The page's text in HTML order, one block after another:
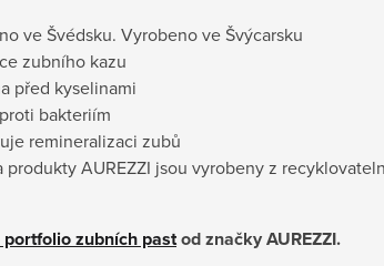
ve Švédsku. Vyrobeno ve Švýcarsku
zubního kazu
před kyselinami
bakteriím
remineralizaci zubů
produkty AUREZZI jsou vyrobeny z
portfolio zubních pastod značky AUREZZI.